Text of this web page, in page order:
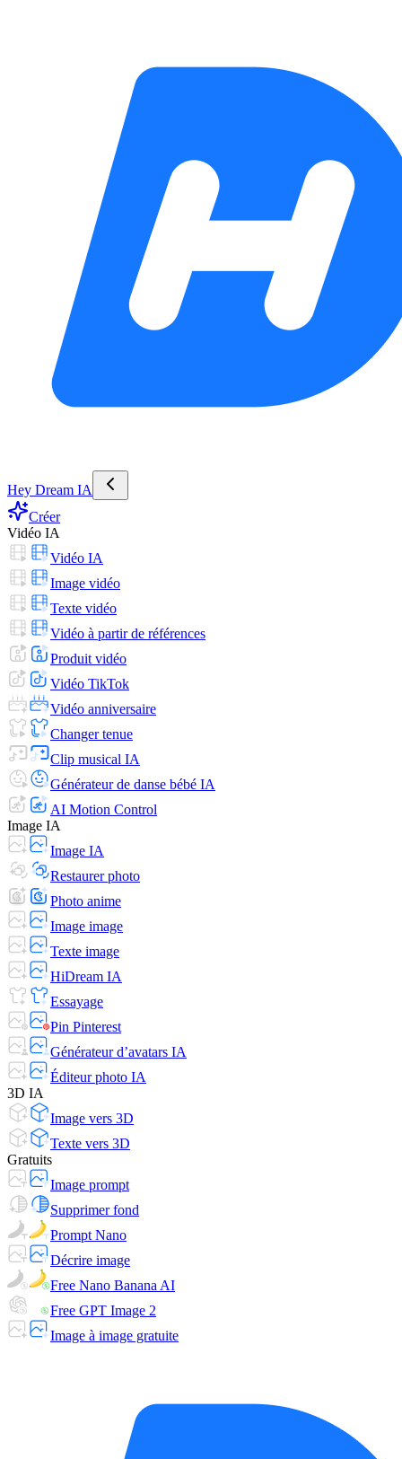
Hey Dream IA
Créer
Vidéo IA
Vidéo IA
Image vidéo
Texte vidéo
Vidéo à partir de références
Produit vidéo
Vidéo TikTok
Vidéo anniversaire
Changer tenue
Clip musical IA
Générateur de danse bébé IA
AI Motion Control
Image IA
Image IA
Restaurer photo
Photo anime
Image image
Texte image
HiDream IA
Essayage
Pin Pinterest
Générateur d’avatars IA
Éditeur photo IA
3D IA
Image vers 3D
Texte vers 3D
Gratuits
Image prompt
Supprimer fond
Prompt Nano
Décrire image
Free Nano Banana AI
Free GPT Image 2
Image à image gratuite